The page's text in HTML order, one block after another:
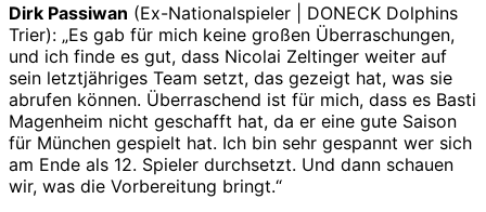
Dirk Passiwan (Ex-Nationalspieler | DONECK Dolphins
Trier): „Es gab für mich keine großen Überraschungen,
und ich finde es gut, dass Nicolai Zeltinger weiter auf
sein letztjähriges Team setzt, das gezeigt hat, was sie
abrufen können. Überraschend ist für mich, dass es Basti
Magenheim nicht geschafft hat, da er eine gute Saison
für München gespielt hat. Ich bin sehr gespannt wer sich
am Ende als 12. Spieler durchsetzt. Und dann schauen
wir, was die Vorbereitung bringt.“